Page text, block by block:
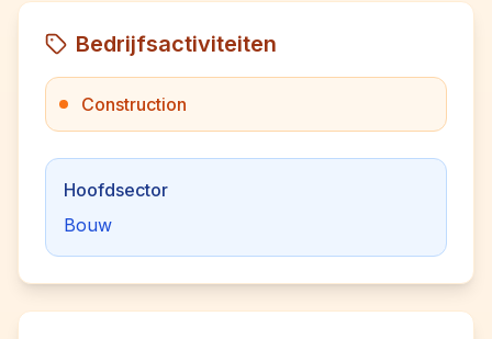
Bedrijfsactiviteiten
Construction
Hoofdsector
Bouw